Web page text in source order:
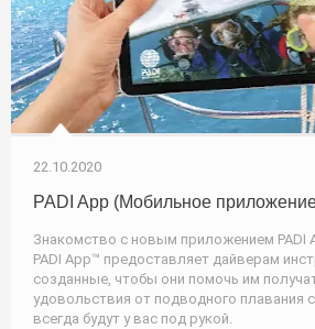
22.10.2020
PADI App (Мобильное
Знакомство с новым приложением PADI
PADI App™ предоставляет дайверам
созданные, чтобы они помочь им
удовольствия от подводного плавания
всегда будут у вас под рукой.